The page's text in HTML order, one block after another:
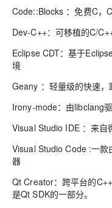
Code::Blocks ：免费C，
Dev-C++：可移植的C/
Eclipse CDT：基于
境
Geany ：轻量级的快速，
Irony-mode：由libclang
Visual Studio IDE ：来自
Visual Studio Code :一款
器
Qt Creator：跨平台的
是Qt SDK的一部分。